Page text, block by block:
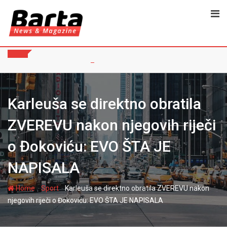
content
Karleuša se direktno obratila
ZVEREVU nakon njegovih riječi
o Đokoviću: EVO ŠTA JE
NAPISALA
Home-Sport-Karleuša se direktno obratila ZVEREVU nakon
njegovih riječi o Đokoviću: EVO ŠTA JE NAPISALA